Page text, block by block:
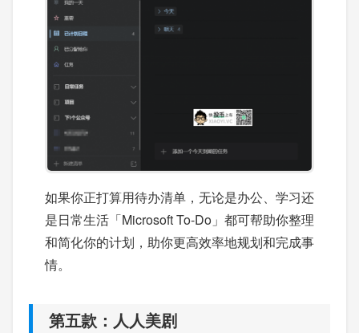
如果你正打算用待办清单，无论是办公、学习还
是日常生活「Microsoft To-Do」都可帮助你整理
和简化你的计划，助你更高效率地规划和完成事
情。
第五款：人人美剧